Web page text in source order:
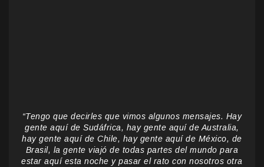
“Tengo que decirles que vimos algunos mensajes. Hay
gente aquí de Sudáfrica, hay gente aquí de Australia,
hay gente aquí de Chile, hay gente aquí de México, de
Brasil, la gente viajó de todas partes del mundo para
estar aquí esta noche y pasar el rato con nosotros otra